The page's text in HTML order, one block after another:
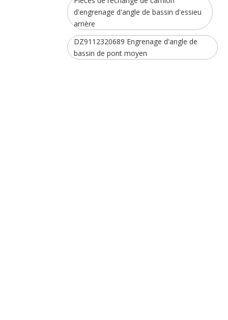
d'engrenage d'angle de bassin d'essieu
arrière
DZ9112320689 Engrenage d'angle de
bassin de pont moyen